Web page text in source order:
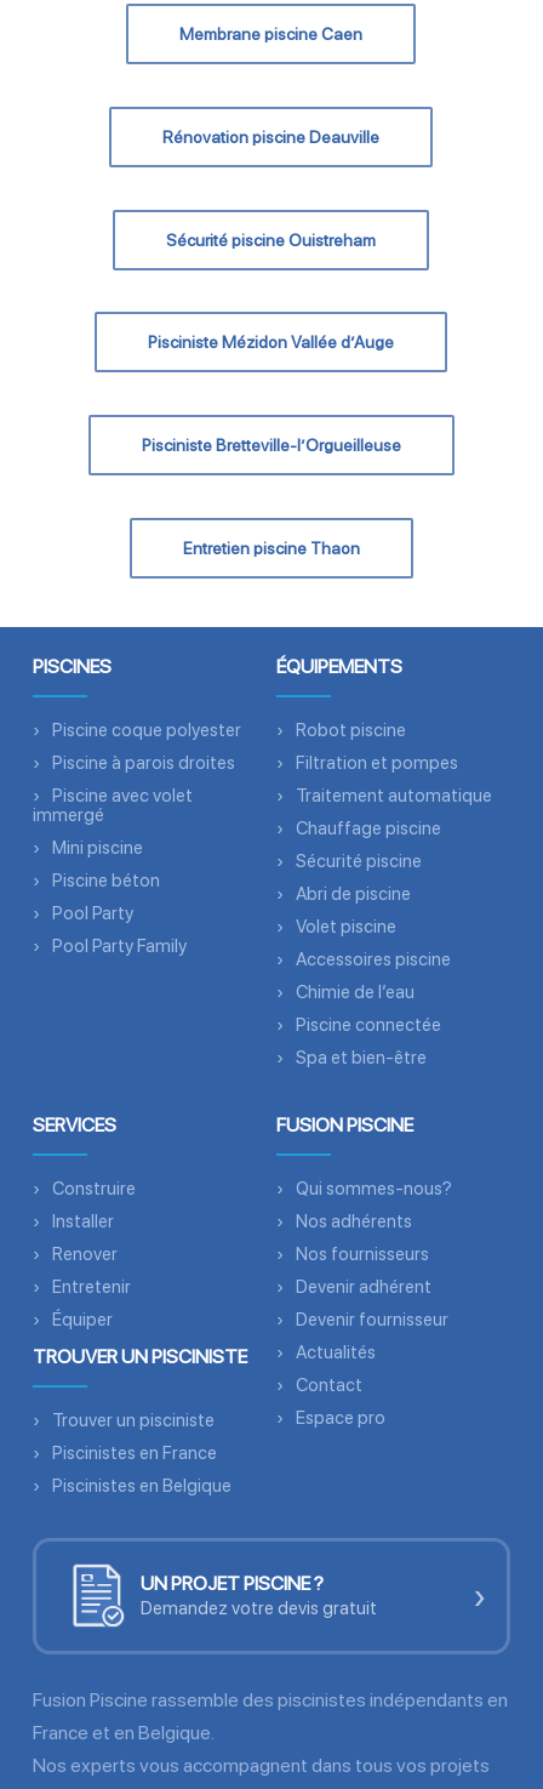
Membrane piscine Caen
Rénovation piscine Deauville
Sécurité piscine Ouistreham
Pisciniste Mézidon Vallée d’Auge
Pisciniste Bretteville-l’Orgueilleuse
Entretien piscine Thaon
PISCINES
Piscine coque polyester
Piscine à parois droites
Piscine avec volet
immergé
Mini piscine
Piscine béton
Pool Party
Pool Party Family
ÉQUIPEMENTS
Robot piscine
Filtration et pompes
Traitement automatique
Chauffage piscine
Sécurité piscine
Abri de piscine
Volet piscine
Accessoires piscine
Chimie de l’eau
Piscine connectée
Spa et bien-être
SERVICES
Construire
Installer
Renover
Entretenir
Équiper
TROUVER UN PISCINISTE
Trouver un pisciniste
Piscinistes en France
Piscinistes en Belgique
FUSION PISCINE
Qui sommes-nous?
Nos adhérents
Nos fournisseurs
Devenir adhérent
Devenir fournisseur
Actualités
Contact
Espace pro
UN PROJET PISCINE ?
Demandez votre devis gratuit ›
Fusion Piscine rassemble des piscinistes indépendants en
France et en Belgique.
Nos experts vous accompagnent dans tous vos projets